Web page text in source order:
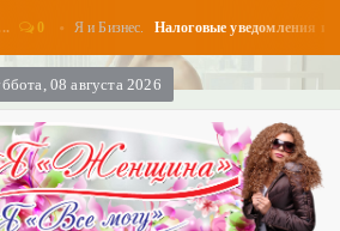
0 Я и Бизнес. Налоговые уведомления и
08 августа 2026